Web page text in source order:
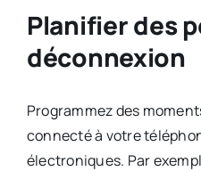
Planifier des
déconnexion
Programmez des
connecté à votre
électroniques. Par